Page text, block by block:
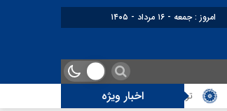
امروز : جمعه - ۱۶ مرداد - ۱۴۰۵
اخبار ویژه
مرزی، هزینه‌های پنهان و ضعف مدیریت؛ زنگ خطری